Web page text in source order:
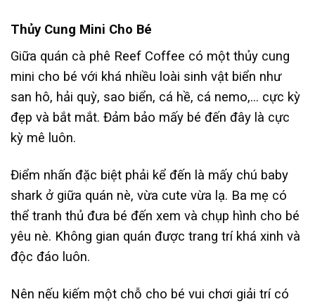
Thủy Cung Mini Cho Bé
Giữa quán cà phê Reef Coffee có một thủy cung
mini cho bé với khá nhiều loài sinh vật biển như
san hô, hải quỳ, sao biển, cá hề, cá nemo,… cực kỳ
đẹp và bắt mắt. Đảm bảo mấy bé đến đây là cực
kỳ mê luôn.
Điểm nhấn đặc biệt phải kể đến là mấy chú baby
shark ở giữa quán nè, vừa cute vừa lạ. Ba mẹ có
thể tranh thủ đưa bé đến xem và chụp hình cho bé
yêu nè. Không gian quán được trang trí khá xinh và
độc đáo luôn.
Nên nếu kiếm một chỗ cho bé vui chơi giải trí có